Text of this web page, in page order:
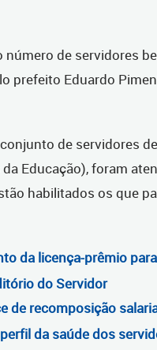
número de servidores
prefeito Eduardo
de servidores
Educação), foram
habilitados os que
da licença-prêmio
do Servidor
de recomposição
da saúde dos